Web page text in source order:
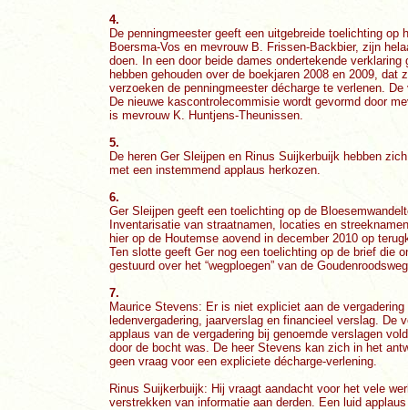
4.
De penningmeester geeft een uitgebreide toelichting
Boersma-Vos en mevrouw B. Frissen-Backbier, zijn
doen. In een door beide dames ondertekende
hebben gehouden over de boekjaren 2008 en 2009,
verzoeken de penningmeester décharge te verlenen.
De nieuwe kascontrolecommisie wordt gevormd door
is mevrouw K. Huntjens-Theunissen.
5.
De heren Ger Sleijpen en Rinus Suijkerbuijk hebben
met een instemmend applaus herkozen.
6.
Ger Sleijpen geeft een toelichting op de
Inventarisatie van straatnamen, locaties en
hier op de Houtemse aovend in december 2010 op
Ten slotte geeft Ger nog een toelichting op de brief die
gestuurd over het “wegploegen” van de
7.
Maurice Stevens: Er is niet expliciet aan de
ledenvergadering, jaarverslag en financieel verslag.
applaus van de vergadering bij genoemde verslagen
door de bocht was. De heer Stevens kan zich in het
geen vraag voor een expliciete décharge-verlening.
Rinus Suijkerbuijk: Hij vraagt aandacht voor het vele
verstrekken van informatie aan derden. Een luid